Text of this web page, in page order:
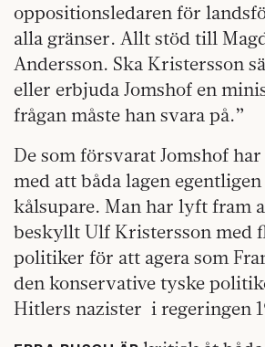
oppositionsledaren för
alla gränser. Allt stöd till
Andersson. Ska Kristersson
eller erbjuda Jomshof en
frågan måste han svara på.”
De som försvarat Jomshof
med att båda lagen
kålsupare. Man har lyft fram
beskyllt Ulf Kristersson med
politiker för att agera som
den konservative tyske
Hitlers nazister i regeringen